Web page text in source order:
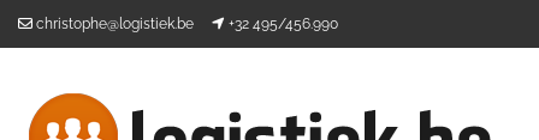
christophe@logistiek.be +32 495/456.990